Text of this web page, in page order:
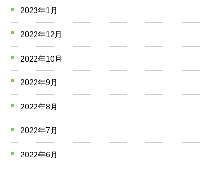
2023年1月
2022年12月
2022年10月
2022年9月
2022年8月
2022年7月
2022年6月